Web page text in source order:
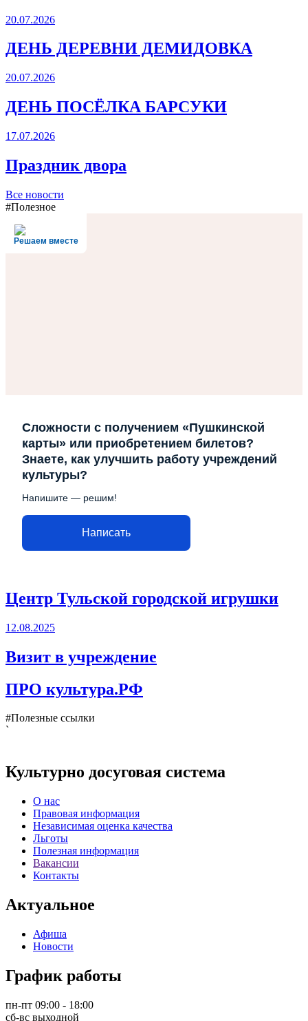
20.07.2026
ДЕНЬ ДЕРЕВНИ ДЕМИДОВКА
20.07.2026
ДЕНЬ ПОСЁЛКА БАРСУКИ
17.07.2026
Праздник двора
Все новости
#Полезное
Решаем вместе
Сложности с получением «Пушкинской
карты» или приобретением билетов?
Знаете, как улучшить работу учреждений
культуры?
Напишите — решим!
Написать
Центр Тульской городской игрушки
12.08.2025
Визит в учреждение
ПРО культура.РФ
#Полезные ссылки
`
Культурно досуговая система
О нас
Правовая информация
Независимая оценка качества
Льготы
Полезная информация
Вакансии
Контакты
Актуальное
Афиша
Новости
График работы
пн-пт 09:00 - 18:00
сб-вс выходной